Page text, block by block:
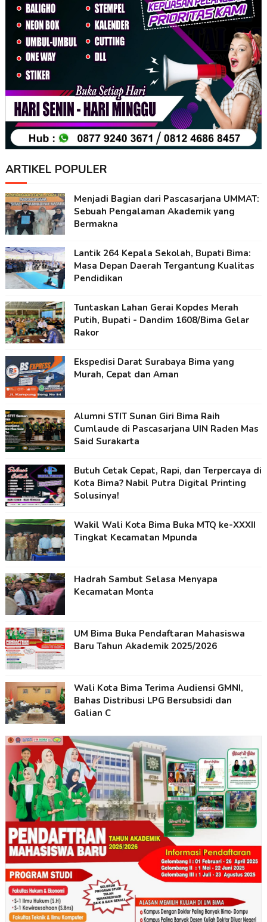
ARTIKEL POPULER
Menjadi Bagian dari Pascasarjana UMMAT:
Sebuah Pengalaman Akademik yang
Bermakna
Lantik 264 Kepala Sekolah, Bupati Bima:
Masa Depan Daerah Tergantung Kualitas
Pendidikan
Tuntaskan Lahan Gerai Kopdes Merah
Putih, Bupati - Dandim 1608/Bima Gelar
Rakor
Ekspedisi Darat Surabaya Bima yang
Murah, Cepat dan Aman
Alumni STIT Sunan Giri Bima Raih
Cumlaude di Pascasarjana UIN Raden Mas
Said Surakarta
Butuh Cetak Cepat, Rapi, dan Terpercaya di
Kota Bima? Nabil Putra Digital Printing
Solusinya!
Wakil Wali Kota Bima Buka MTQ ke-XXXII
Tingkat Kecamatan Mpunda
Hadrah Sambut Selasa Menyapa
Kecamatan Monta
UM Bima Buka Pendaftaran Mahasiswa
Baru Tahun Akademik 2025/2026
Wali Kota Bima Terima Audiensi GMNI,
Bahas Distribusi LPG Bersubsidi dan
Galian C